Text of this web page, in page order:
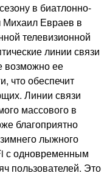
в биатлонно-
Евраев в
телевизионной
линии связи
возможно ее
что обеспечит
Линии связи
массового в
благоприятно
лыжного
с одновременным
пользователей. Это